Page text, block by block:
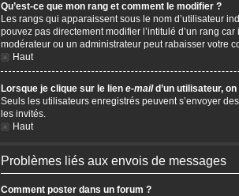
Qu’est-ce que mon rang et comment le modifier ?
Les rangs qui apparaissent sous le nom d’utilisateur
pouvez pas directement modifier l’intitulé d’un rang
modérateur ou un administrateur peut rabaisser votre
Haut
Lorsque je clique sur le lien e-maild’un utilisateur,
Seuls les utilisateurs enregistrés peuvent s’envoyer
les invités.
Haut
Problèmes liés aux envois de messages
Comment poster dans un forum ?